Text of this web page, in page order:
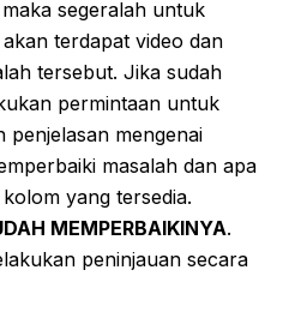
segeralah untuk
terdapat video dan
tersebut. Jika sudah
permintaan untuk
penjelasan mengenai
masalah dan apa
yang tersedia.
MEMPERBAIKINYA.
peninjauan secara